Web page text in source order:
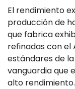
El rendimiento
producción de
que fabrica
refinadas con el
estándares de
vanguardia que
alto rendimiento.